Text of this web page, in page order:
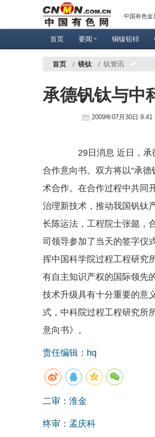
中国有色金
首页 要闻 铜镍铅锌
首页 / 镁钛 / 钛资讯
承德钒钛与中
2009年07月30日 9:41
29日消息 近日，承德
合作意向书。双方将以“承
术合作。在合作过程中共同
治理新技术，推动我国钒钛
长陈运法，工程院士张懿，
司领导参加了当天的签字仪
挥中国科学院过程工程研究
有自主知识产权的国际领先
技术升级具有十分重要的意
式，中科院过程工程研究所
意向书》。
责任编辑：hq
二审：淮金
终审：孟庆科